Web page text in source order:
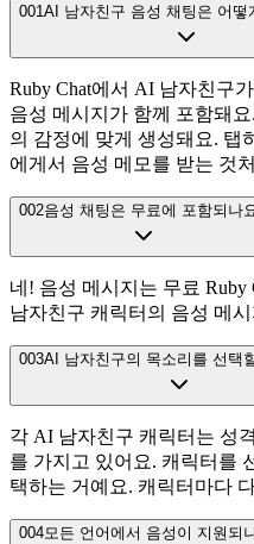
001AI 남자친구 음성 채팅은 어떻
Ruby Chat에서 AI 남자친구
음성 메시지가 함께 포함돼
의 감정에 맞게 생성돼요.
에게서 음성 메모를 받는 것
002음성 채팅은 무료에 포함되나
네! 음성 메시지는 무료
남자친구 캐릭터의 음성 메
003AI 남자친구의 목소리를 선택
각 AI 남자친구 캐릭터는 성
를 가지고 있어요. 캐릭터를
택하는 거예요. 캐릭터마다
004모든 언어에서 음성이 지원되